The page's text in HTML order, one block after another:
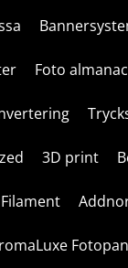
Foto
3D print
Filament